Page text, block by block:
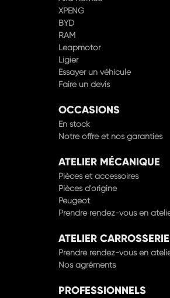
BYD
RAM
Leapmotor
Ligier
Essayer un véhicule
Faire un devis
En stock
Notre offre et nos garanties
Pièces et accessoires
Pièces d'origine
Peugeot
Prendre rendez-vous en atelier
Prendre rendez-vous en atelier
Nos agréments
Acheter un véhicule